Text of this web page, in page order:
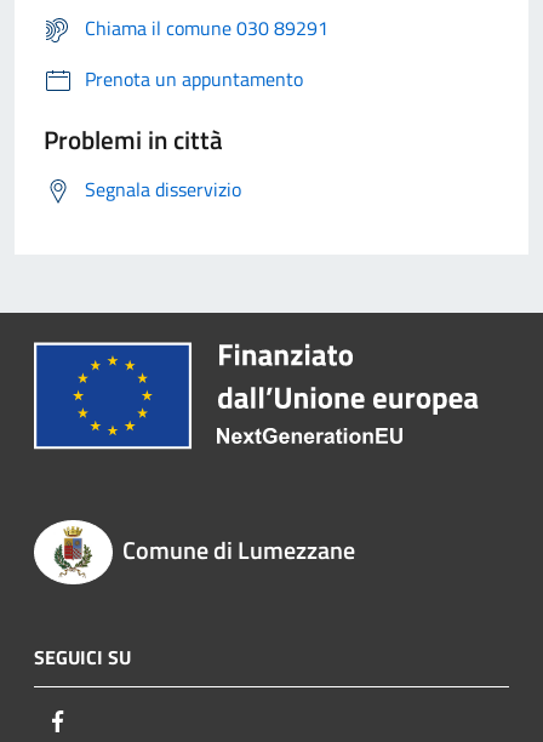
Chiama il comune 030 89291
Prenota un appuntamento
Problemi in città
Segnala disservizio
Comune di Lumezzane
SEGUICI SU